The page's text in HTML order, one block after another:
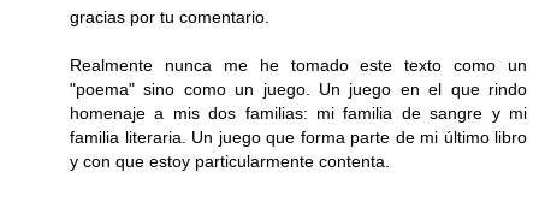
gracias por tu comentario.
Realmente nunca me he tomado este texto como un
"poema" sino como un juego. Un juego en el que rindo
homenaje a mis dos familias: mi familia de sangre y mi
familia literaria. Un juego que forma parte de mi último libro
y con que estoy particularmente contenta.